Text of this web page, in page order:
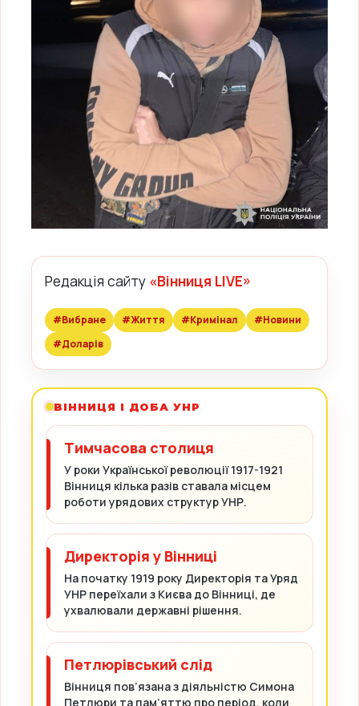
Редакція сайту «Вінниця LIVE»
#Вибране #Життя #Кримінал
#Новини
#Доларів
ВІННИЦЯ І ДОБА УНР
Тимчасова столиця
У роки Української революції 1917-1921
Вінниця кілька разів ставала місцем
роботи урядових структур УНР.
Директорія у Вінниці
На початку 1919 року Директорія та Уряд
УНР переїхали з Києва до Вінниці, де
ухвалювали державні рішення.
Петлюрівський слід
Вінниця пов’язана з діяльністю Симона
Петлюри та пам’яттю про період, коли